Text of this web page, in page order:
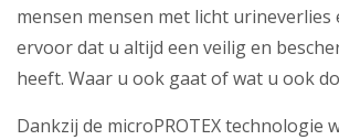
mensen mensen met licht
ervoor dat u altijd een veilig en
heeft. Waar u ook gaat of wat u ook
Dankzij de microPROTEX technologie